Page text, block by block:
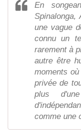
En
Spinalonga,
une vague
connu un
rarement à
autre être
moments
privée de
plus
comme une